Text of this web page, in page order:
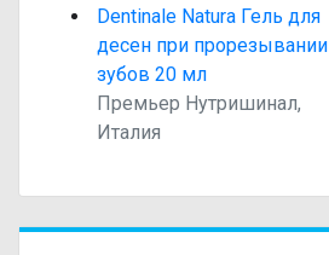
Dentinale Natura Гель для
десен при прорезывании
зубов 20 мл
Премьер Нутришинал,
Италия